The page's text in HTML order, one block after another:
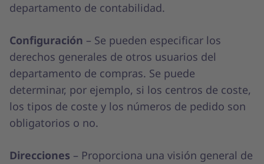
departamento de contabilidad.
Configuración – Se pueden especificar los
derechos generales de otros usuarios del
departamento de compras. Se puede
determinar, por ejemplo, si los centros de coste,
los tipos de coste y los números de pedido son
obligatorios o no.
Direcciones – Proporciona una visión general de